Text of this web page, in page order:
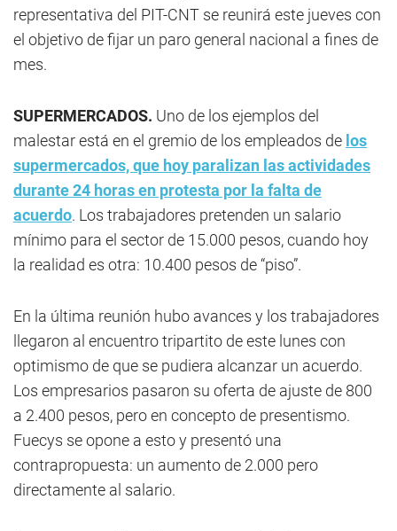
representativa del PIT-CNT se reunirá este jueves con
el objetivo de fijar un paro general nacional a fines de
mes.
SUPERMERCADOS. Uno de los ejemplos del
malestar está en el gremio de los empleados de los
supermercados, que hoy paralizan las actividades
durante 24 horas en protesta por la falta de
acuerdo. Los trabajadores pretenden un salario
mínimo para el sector de 15.000 pesos, cuando hoy
la realidad es otra: 10.400 pesos de “piso”.
En la última reunión hubo avances y los trabajadores
llegaron al encuentro tripartito de este lunes con
optimismo de que se pudiera alcanzar un acuerdo.
Los empresarios pasaron su oferta de ajuste de 800
a 2.400 pesos, pero en concepto de presentismo.
Fuecys se opone a esto y presentó una
contrapropuesta: un aumento de 2.000 pero
directamente al salario.